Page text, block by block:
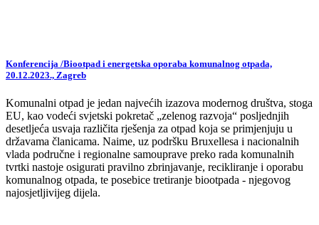
Konferencija /Biootpad i energetska oporaba komunalnog otpada,
20.12.2023., Zagreb
Komunalni otpad je jedan najvećih izazova modernog društva, stoga
EU, kao vodeći svjetski pokretač „zelenog razvoja“ posljednjih
desetljeća usvaja različita rješenja za otpad koja se primjenjuju u
državama članicama. Naime, uz podršku Bruxellesa i nacionalnih
vlada područne i regionalne samouprave preko rada komunalnih
tvrtki nastoje osigurati pravilno zbrinjavanje, recikliranje i oporabu
komunalnog otpada, te posebice tretiranje biootpada - njegovog
najosjetljivijeg dijela.